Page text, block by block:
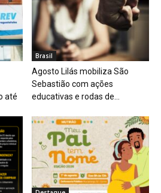
até
Brasil
Agosto Lilás mobiliza São
Sebastião com ações
educativas e rodas de...